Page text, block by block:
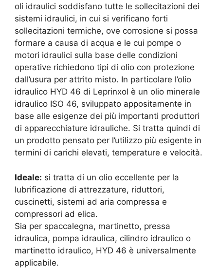
oli idraulici soddisfano tutte le sollecitazioni dei
sistemi idraulici, in cui si verificano forti
sollecitazioni termiche, ove corrosione si possa
formare a causa di acqua e le cui pompe o
motori idraulici sulla base delle condizioni
operative richiedono tipi di olio con protezione
dall’usura per attrito misto. In particolare l’olio
idraulico HYD 46 di Leprinxol è un olio minerale
idraulico ISO 46, sviluppato appositamente in
base alle esigenze dei più importanti produttori
di apparecchiature idrauliche. Si tratta quindi di
un prodotto pensato per l’utilizzo più esigente in
termini di carichi elevati, temperature e velocità.
Ideale: si tratta di un olio eccellente per la
lubrificazione di attrezzature, riduttori,
cuscinetti, sistemi ad aria compressa e
compressori ad elica.
Sia per spaccalegna, martinetto, pressa
idraulica, pompa idraulica, cilindro idraulico o
martinetto idraulico, HYD 46 è universalmente
applicabile.